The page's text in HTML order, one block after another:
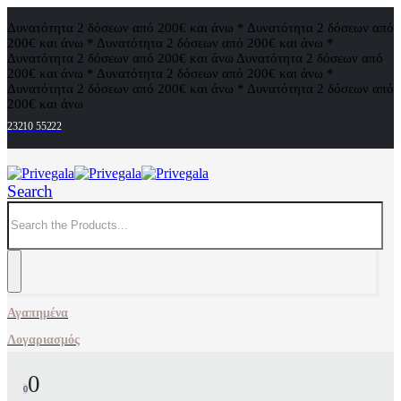
Δυνατότητα 2 δόσεων από 200€ και άνω * Δυνατότητα 2 δόσεων από
200€ και άνω * Δυνατότητα 2 δόσεων από 200€ και άνω *
Δυνατότητα 2 δόσεων από 200€ και άνω Δυνατότητα 2 δόσεων από
200€ και άνω * Δυνατότητα 2 δόσεων από 200€ και άνω *
Δυνατότητα 2 δόσεων από 200€ και άνω * Δυνατότητα 2 δόσεων από
200€ και άνω
23210 55222
Search
Αγαπημένα
Λογαριασμός
00